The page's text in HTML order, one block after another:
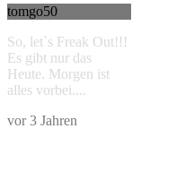
tomgo50
So, let`s Freak Out!!!
Es gibt nur das
Heute. Morgen ist
alles vorbei....
vor 3 Jahren